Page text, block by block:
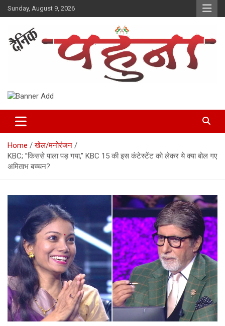
Skip
to
Sunday, August 9, 2026
Dainik Pahuna
Home
खेल/मनोरंजन
KBC; ”किससे पाला पड़ गया,” KBC 15 की इस कंटेस्टेंट को लेकर ये क्या बोल गए
अमिताभ बच्चन?